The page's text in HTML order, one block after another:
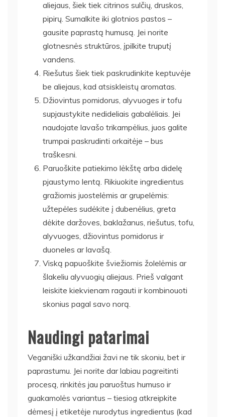
aliejaus, šiek tiek citrinos sulčių, druskos,
pipirų. Sumalkite iki glotnios pastos –
gausite paprastą humusą. Jei norite
glotnesnės struktūros, įpilkite truputį
vandens.
Riešutus šiek tiek paskrudinkite keptuvėje
be aliejaus, kad atsiskleistų aromatas.
Džiovintus pomidorus, alyvuoges ir tofu
supjaustykite nedideliais gabalėliais. Jei
naudojate lavašo trikampėlius, juos galite
trumpai paskrudinti orkaitėje – bus
traškesni.
Paruoškite patiekimo lėkštę arba didelę
pjaustymo lentą. Rikiuokite ingredientus
gražiomis juostelėmis ar grupelėmis:
užtepėles sudėkite į dubenėlius, greta
dėkite daržoves, baklažanus, riešutus, tofu,
alyvuoges, džiovintus pomidorus ir
duoneles ar lavašą.
Viską papuoškite šviežiomis žolelėmis ar
šlakeliu alyvuogių aliejaus. Prieš valgant
leiskite kiekvienam ragauti ir kombinouoti
skonius pagal savo norą.
Naudingi patarimai
Veganiški užkandžiai žavi ne tik skoniu, bet ir
paprastumu. Jei norite dar labiau pagreitinti
procesą, rinkitės jau paruoštus humuso ir
guakamolės variantus – tiesiog atkreipkite
dėmesį į etiketėje nurodytus ingredientus (kad